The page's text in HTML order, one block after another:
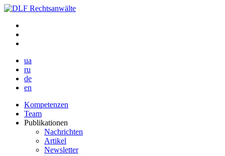
ua
ru
de
en
Kompetenzen
Team
Publikationen
Nachrichten
Artikel
Newsletter